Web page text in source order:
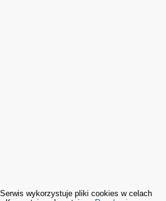
wykorzystuje pliki cookies w celach